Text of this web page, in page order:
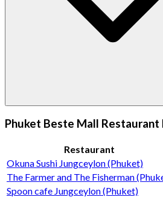
Phuket Beste Mall Restaurant
Restaurant
Okuna Sushi Jungceylon (Phuket)
The Farmer and The Fisherman
Spoon cafe Jungceylon (Phuket)